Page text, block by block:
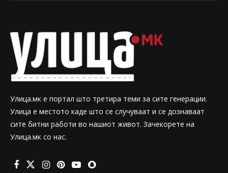
Улица.мк е портал што третира теми за сите генерации.
Улица е местото каде што се случуваат и се дознаваат
сите битни работи во нашиот живот. Зачекорете на
Улица.мк со нас.